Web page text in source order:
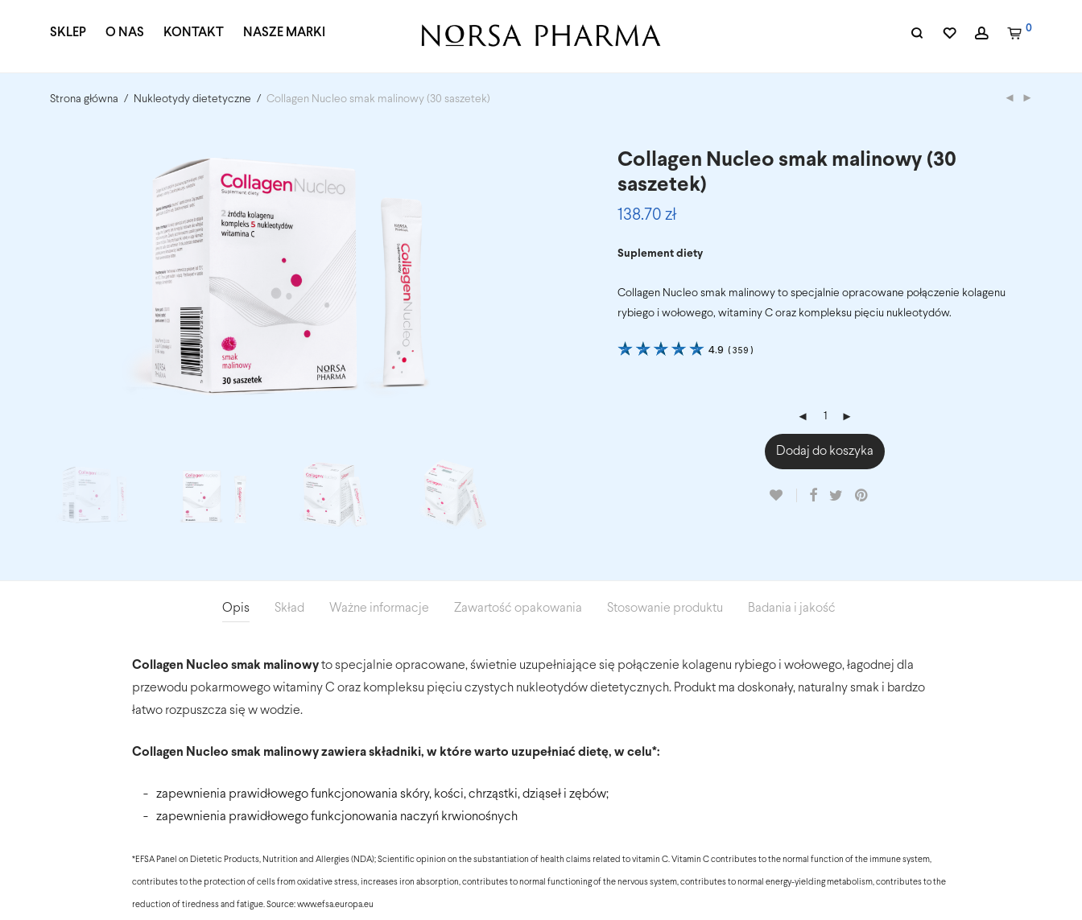
SKLEP O NAS KONTAKT NASZE MARKI 0
Strona główna / Nukleotydy dietetyczne / Collagen Nucleo smak malinowy (30 saszetek)
Collagen Nucleo smak malinowy (30
saszetek)
138.70 zł
Suplement diety
Collagen Nucleo smak malinowy to specjalnie opracowane połączenie kolagenu
rybiego i wołowego, witaminy C oraz kompleksu pięciu nukleotydów.
4.9 ( 359 )
Dodaj do koszyka
Opis Skład Ważne informacje Zawartość opakowania Stosowanie produktu Badania i jakość
Collagen Nucleo smak malinowy to specjalnie opracowane, świetnie uzupełniające się połączenie kolagenu rybiego i wołowego, łagodnej dla
przewodu pokarmowego witaminy C oraz kompleksu pięciu czystych nukleotydów dietetycznych. Produkt ma doskonały, naturalny smak i bardzo
łatwo rozpuszcza się w wodzie.
Collagen Nucleo smak malinowy zawiera składniki, w które warto uzupełniać dietę, w celu*:
zapewnienia prawidłowego funkcjonowania skóry, kości, chrząstki, dziąseł i zębów;
zapewnienia prawidłowego funkcjonowania naczyń krwionośnych
*EFSA Panel on Dietetic Products, Nutrition and Allergies (NDA); Scientific opinion on the substantiation of health claims related to vitamin C. Vitamin C contributes to the normal function of the immune system,
contributes to the protection of cells from oxidative stress, increases iron absorption, contributes to normal functioning of the nervous system, contributes to normal energy-yielding metabolism, contributes to the
reduction of tiredness and fatigue. Source: www.efsa.europa.eu